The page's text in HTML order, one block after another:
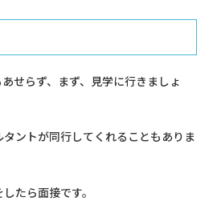
せらず、まず、見学に行きましょ
ントが同行してくれることもありま
たら面接です。